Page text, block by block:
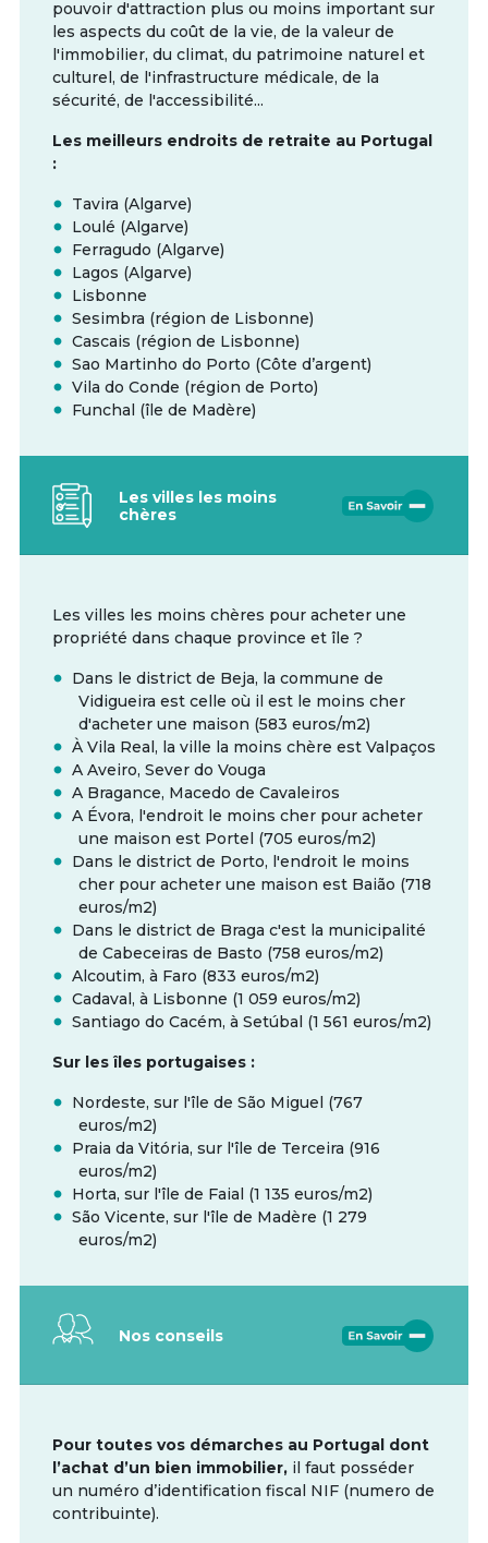
pouvoir d'attraction plus ou moins important sur
les aspects du coût de la vie, de la valeur de
l'immobilier, du climat, du patrimoine naturel et
culturel, de l'infrastructure médicale, de la
sécurité, de l'accessibilité...
Les meilleurs endroits de retraite au Portugal
:
Tavira (Algarve)
Loulé (Algarve)
Ferragudo (Algarve)
Lagos (Algarve)
Lisbonne
Sesimbra (région de Lisbonne)
Cascais (région de Lisbonne)
Sao Martinho do Porto (Côte d’argent)
Vila do Conde (région de Porto)
Funchal (île de Madère)
Les villes les moins
chères
Les villes les moins chères pour acheter une
propriété dans chaque province et île ?
Dans le district de Beja, la commune de
Vidigueira est celle où il est le moins cher
d'acheter une maison (583 euros/m2)
À Vila Real, la ville la moins chère est Valpaços
A Aveiro, Sever do Vouga
A Bragance, Macedo de Cavaleiros
A Évora, l'endroit le moins cher pour acheter
une maison est Portel (705 euros/m2)
Dans le district de Porto, l'endroit le moins
cher pour acheter une maison est Baião (718
euros/m2)
Dans le district de Braga c'est la municipalité
de Cabeceiras de Basto (758 euros/m2)
Alcoutim, à Faro (833 euros/m2)
Cadaval, à Lisbonne (1 059 euros/m2)
Santiago do Cacém, à Setúbal (1 561 euros/m2)
Sur les îles portugaises :
Nordeste, sur l'île de São Miguel (767
euros/m2)
Praia da Vitória, sur l'île de Terceira (916
euros/m2)
Horta, sur l'île de Faial (1 135 euros/m2)
São Vicente, sur l'île de Madère (1 279
euros/m2)
Nos conseils
Pour toutes vos démarches au Portugal dont
l’achat d’un bien immobilier, il faut posséder
un numéro d’identification fiscal NIF (numero de
contribuinte).